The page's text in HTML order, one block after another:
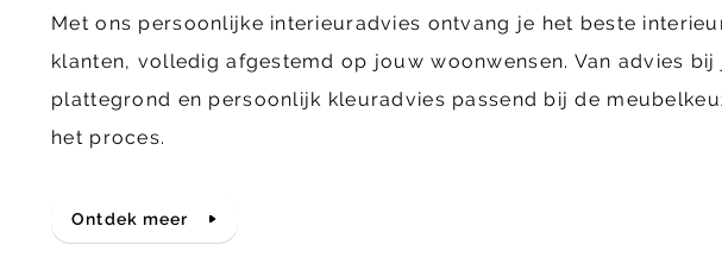
Met ons persoonlijke interieuradvies ontvang je het beste
klanten, volledig afgestemd op jouw woonwensen. Van advies
plattegrond en persoonlijk kleuradvies passend bij de
het proces.
Ontdek meer